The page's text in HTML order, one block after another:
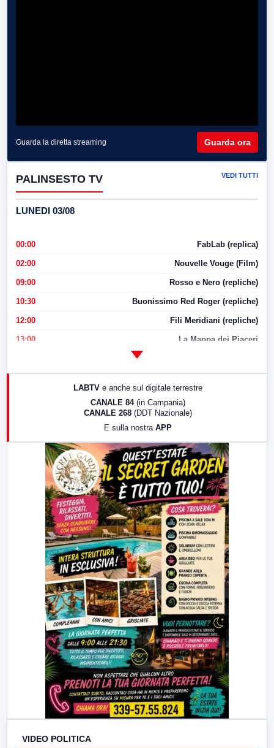
Guarda la diretta streaming Guarda ora
PALINSESTO TV VEDI TUTTI
LUNEDI 03/08
00:00 FabLab (replica)
02:00 Nouvelle Vouge (Film)
09:00 Rosso e Nero (repliche)
10:30 Buonissimo Red Roger (repliche)
12:00 Fili Meridiani (repliche)
13:00 La Mappa dei Piaceri
LabNews (replica)
LABTV e anche sul digitale terrestre
CANALE 84 (in Campania)
CANALE 268 (DDT Nazionale)
E sulla nostra APP
VIDEO POLITICA